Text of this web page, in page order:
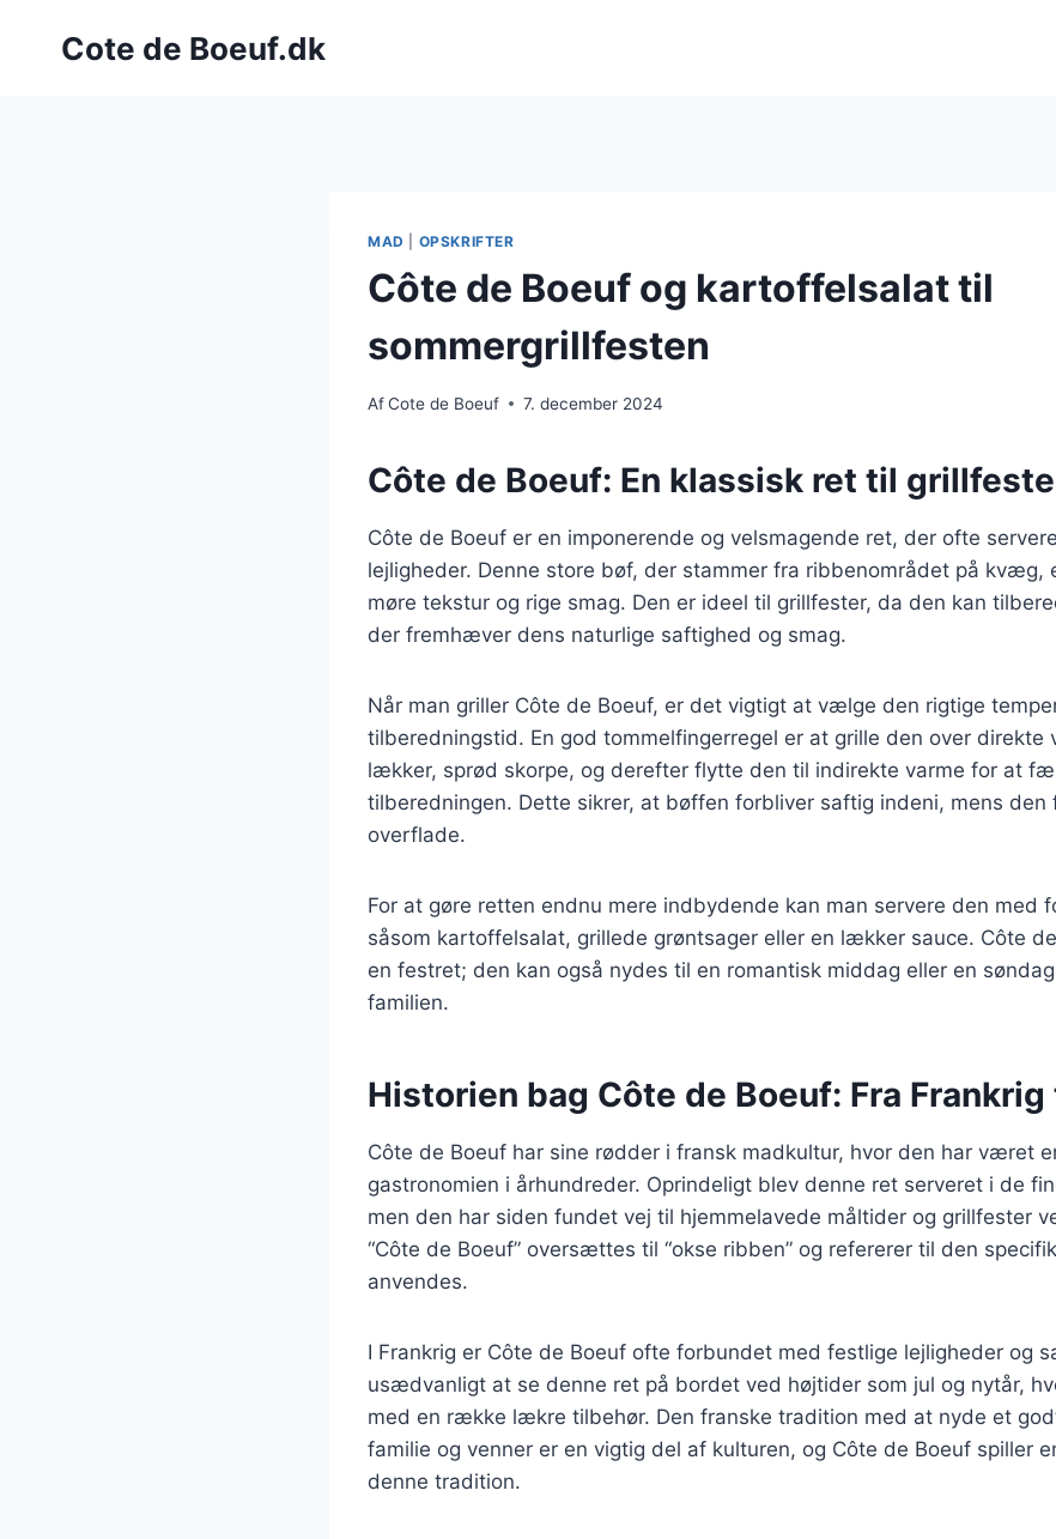
Cote de Boeuf.dk
MAD OPSKRIFTER
Côte de Boeuf og kartoffelsalat til
sommergrillfesten
AfCote de Boeuf 7. december 2024
Côte de Boeuf: En klassisk ret til
Côte de Boeuf er en imponerende og velsmagende ret, der ofte
lejligheder. Denne store bøf, der stammer fra ribbenområdet på kvæg,
møre tekstur og rige smag. Den er ideel til grillfester, da den kan
der fremhæver dens naturlige saftighed og smag.
Når man griller Côte de Boeuf, er det vigtigt at vælge den rigtige
tilberedningstid. En god tommelfingerregel er at grille den over direkte
lækker, sprød skorpe, og derefter flytte den til indirekte varme for at
tilberedningen. Dette sikrer, at bøffen forbliver saftig indeni, mens den
overflade.
For at gøre retten endnu mere indbydende kan man servere den med
såsom kartoffelsalat, grillede grøntsager eller en lækker sauce. Côte
en festret; den kan også nydes til en romantisk middag eller en
familien.
Historien bag Côte de Boeuf: Fra
Côte de Boeuf har sine rødder i fransk madkultur, hvor den har været
gastronomien i århundreder. Oprindeligt blev denne ret serveret i de
men den har siden fundet vej til hjemmelavede måltider og grillfester
“Côte de Boeuf” oversættes til “okse ribben” og refererer til den
anvendes.
I Frankrig er Côte de Boeuf ofte forbundet med festlige lejligheder og
usædvanligt at se denne ret på bordet ved højtider som jul og nytår,
med en række lækre tilbehør. Den franske tradition med at nyde et
familie og venner er en vigtig del af kulturen, og Côte de Boeuf spiller
denne tradition.